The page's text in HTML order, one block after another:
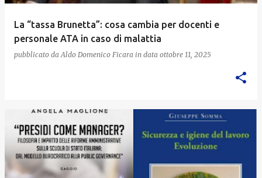
La “tassa Brunetta”: cosa cambia per docenti e
personale ATA in caso di malattia
pubblicato da Aldo Domenico Ficara in data ottobre 11, 2025